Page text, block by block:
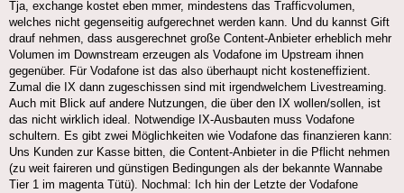
Tja, exchange kostet eben mmer, mindestens das Trafficvolumen,
welches nicht gegenseitig aufgerechnet werden kann. Und du kannst Gift
drauf nehmen, dass ausgerechnet große Content-Anbieter erheblich mehr
Volumen im Downstream erzeugen als Vodafone im Upstream ihnen
gegenüber. Für Vodafone ist das also überhaupt nicht kosteneffizient.
Zumal die IX dann zugeschissen sind mit irgendwelchem Livestreaming.
Auch mit Blick auf andere Nutzungen, die über den IX wollen/sollen, ist
das nicht wirklich ideal. Notwendige IX-Ausbauten muss Vodafone
schultern. Es gibt zwei Möglichkeiten wie Vodafone das finanzieren kann:
Uns Kunden zur Kasse bitten, die Content-Anbieter in die Pflicht nehmen
(zu weit faireren und günstigen Bedingungen als der bekannte Wannabe
Tier 1 im magenta Tütü). Nochmal: Ich hin der Letzte der Vodafone